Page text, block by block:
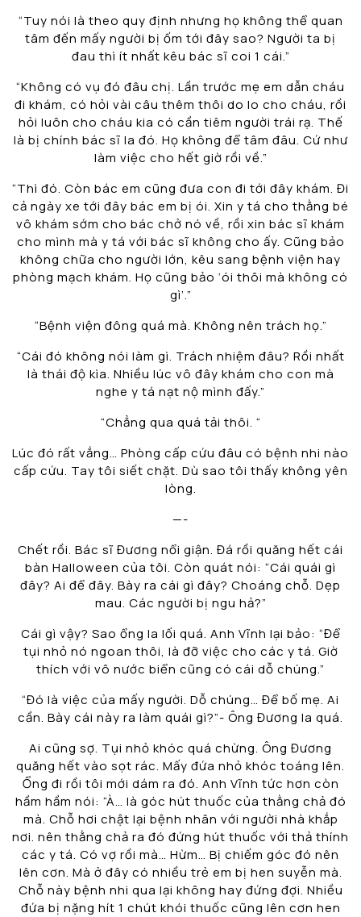
“Tuy nói là theo quy định nhưng họ không thể quan
tâm đến mấy người bị ốm tới đây sao? Người ta bị
đau thì ít nhất kêu bác sĩ coi 1 cái.”
“Không có vụ đó đâu chị. Lần trước mẹ em dẫn cháu
đi khám, có hỏi vài câu thêm thôi do lo cho cháu, rồi
hỏi luôn cho cháu kia có cần tiêm người trái rạ. Thế
là bị chính bác sĩ la đó. Họ không để tâm đâu. Cứ như
làm việc cho hết giờ rồi về.”
“Thì đó. Còn bác em cũng đưa con đi tới đây khám. Đi
cả ngày xe tới đây bác em bị ói. Xin y tá cho thằng bé
vô khám sớm cho bác chở nó về, rồi xin bác sĩ khám
cho mình mà y tá với bác sĩ không cho ấy. Cũng bảo
không chữa cho người lớn, kêu sang bệnh viện hay
phòng mạch khám. Họ cũng bảo ‘ói thôi mà không có
gì’.”
“Bệnh viện đông quá mà. Không nên trách họ.”
“Cái đó không nói làm gì. Trách nhiệm đâu? Rồi nhất
là thái độ kìa. Nhiều lúc vô đây khám cho con mà
nghe y tá nạt nộ mình đấy.”
“Chẳng qua quá tải thôi. “
Lúc đó rất vắng… Phòng cấp cứu đâu có bệnh nhi nào
cấp cứu. Tay tôi siết chặt. Dù sao tôi thấy không yên
lòng.
—-
Chết rồi. Bác sĩ Đương nổi giận. Đá rồi quăng hết cái
bàn Halloween của tôi. Còn quát nói: “Cái quái gì
đây? Ai để đây. Bày ra cái gì đây? Choáng chỗ. Dẹp
mau. Các người bị ngu hả?”
Cái gì vậy? Sao ổng la lối quá. Anh Vĩnh lại bảo: “Để
tụi nhỏ nó ngoan thôi, là đỡ việc cho các y tá. Giờ
thích với vô nước biển cũng có cái dỗ chúng.”
“Đó là việc của mấy người. Dỗ chúng… Để bố mẹ. Ai
cần. Bày cái này ra làm quái gì?”- Ông Đương la quá.
Ai cũng sợ. Tụi nhỏ khóc quá chừng. Ông Đương
quăng hết vào sọt rác. Mấy đứa nhỏ khóc toáng lên.
Ổng đi rồi tôi mới dám ra đó. Anh Vĩnh tức hơn còn
hầm hầm nói: “À… là góc hút thuốc của thằng chả đó
mà. Chỗ hơi chật lại bệnh nhân với người nhà khắp
nơi. nên thằng chả ra đó đứng hút thuốc với thả thính
các y tá. Có vợ rồi mà… Hừm… Bị chiếm góc đó nên
lên cơn. Mà ở đây có nhiều trẻ em bị hen suyễn mà.
Chỗ này bệnh nhi qua lại không hay đứng đợi. Nhiều
đứa bị nặng hít 1 chút khói thuốc cũng lên cơn hen